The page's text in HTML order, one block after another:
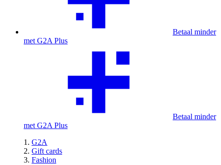
Betaal minder
met G2A Plus
Betaal minder
met G2A Plus
G2A
Gift cards
Fashion